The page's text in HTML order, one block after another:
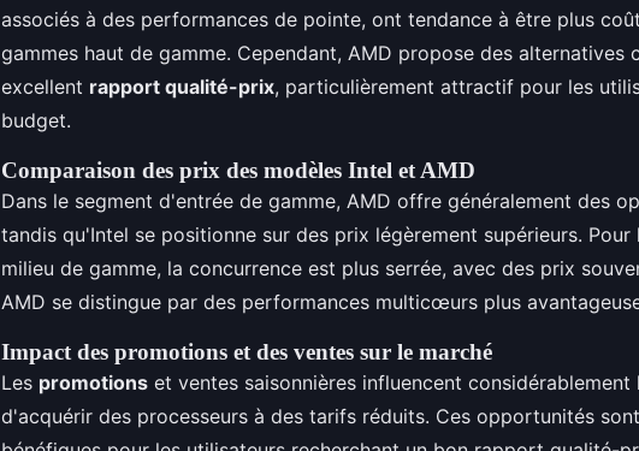
associés à des performances de pointe, ont tendance à être plus
gammes haut de gamme. Cependant, AMD propose des alternatives
excellent rapport qualité-prix, particulièrement attractif pour les
budget.
Comparaison des prix des modèles Intel et AMD
Dans le segment d'entrée de gamme, AMD offre généralement des
tandis qu'Intel se positionne sur des prix légèrement supérieurs. Pour
milieu de gamme, la concurrence est plus serrée, avec des prix
AMD se distingue par des performances multicœurs plus
Impact des promotions et des ventes sur le marché
Les promotions et ventes saisonnières influencent
d'acquérir des processeurs à des tarifs réduits. Ces opportunités